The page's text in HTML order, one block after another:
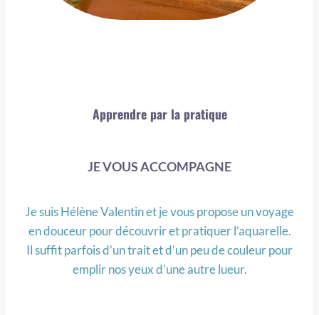
Apprendre par la pratique
JE VOUS ACCOMPAGNE
Je suis Hélène Valentin et je vous propose un voyage
en douceur pour découvrir et pratiquer l’aquarelle.
Il suffit parfois d’un trait et d’un peu de couleur pour
emplir nos yeux d’une autre lueur.